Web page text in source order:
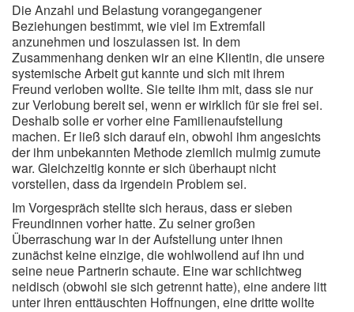
Die Anzahl und Belastung vorangegangener
Beziehungen bestimmt, wie viel im Extremfall
anzunehmen und loszulassen ist. In dem
Zusammenhang denken wir an eine Klientin, die unsere
systemische Arbeit gut kannte und sich mit ihrem
Freund verloben wollte. Sie teilte ihm mit, dass sie nur
zur Verlobung bereit sei, wenn er wirklich für sie frei sei.
Deshalb solle er vorher eine Familienaufstellung
machen. Er ließ sich darauf ein, obwohl ihm angesichts
der ihm unbekannten Methode ziemlich mulmig zumute
war. Gleichzeitig konnte er sich überhaupt nicht
vorstellen, dass da irgendein Problem sei.
Im Vorgespräch stellte sich heraus, dass er sieben
Freundinnen vorher hatte. Zu seiner großen
Überraschung war in der Aufstellung unter ihnen
zunächst keine einzige, die wohlwollend auf ihn und
seine neue Partnerin schaute. Eine war schlichtweg
neidisch (obwohl sie sich getrennt hatte), eine andere litt
unter ihren enttäuschten Hoffnungen, eine dritte wollte